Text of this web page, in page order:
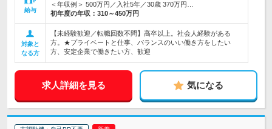
給与
＜年収例＞ 500万円／入社5年／30歳 370万円…
初年度の年収： 310～450万円
対象と
なる方
【未経験歓迎／転職回数不問】高卒以上。社会人経験がある
方。★プライベートと仕事、バランスのいい働き方をしたい
方、安定企業で働きたい方、歓迎
求人詳細を見る 気になる